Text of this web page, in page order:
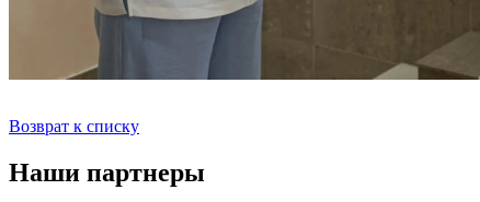
Возврат к списку
Наши партнеры